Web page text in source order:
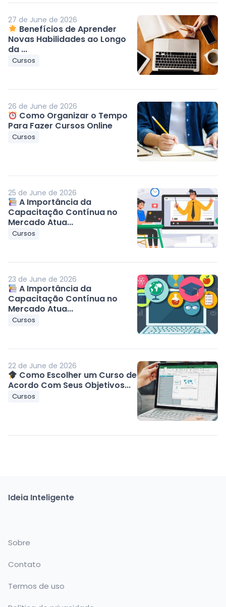
27 de June de 2026
Benefícios de Aprender
Novas Habilidades ao Longo
da ...
Cursos
26 de June de 2026
Como Organizar o Tempo
Para Fazer Cursos Online
Cursos
25 de June de 2026
A Importância da
Capacitação Contínua no
Mercado Atua...
Cursos
23 de June de 2026
A Importância da
Capacitação Contínua no
Mercado Atua...
Cursos
22 de June de 2026
Como Escolher um Curso de
Acordo Com Seus Objetivos...
Cursos
Ideia Inteligente
Sobre
Contato
Termos de uso